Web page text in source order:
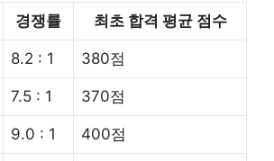
경쟁률 최초 합격 평균 점수
8.2 : 1 380점
7.5 : 1 370점
9.0 : 1 400점